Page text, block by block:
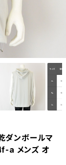
ダンボールマ
a メンズ オ